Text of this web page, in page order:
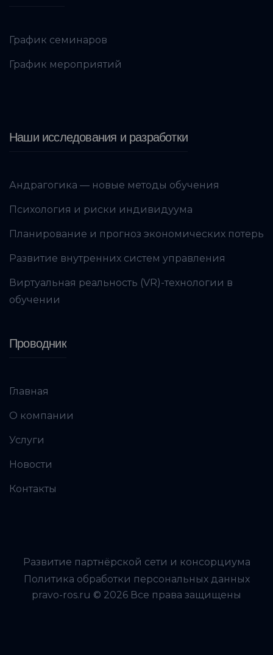
График семинаров
График мероприятий
Наши исследования и разработки
Андрагогика — новые методы обучения
Психология и риски индивидуума
Планирование и прогноз экономических потерь
Развитие внутренних систем управления
Виртуальная реальность (VR)-технологии в
обучении
Проводник
Главная
О компании
Услуги
Новости
Контакты
Развитие партнёрской сети и консорциума
Политика обработки персональных данных
pravo-ros.ru © 2026 Все права защищены